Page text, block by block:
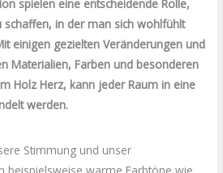
spielen eine entscheidende Rolle,
in der man sich wohlfühlt
einigen gezielten Veränderungen und
Materialien, Farben und besonderen
Holz Herz, kann jeder Raum in eine
werden.
Stimmung und unser